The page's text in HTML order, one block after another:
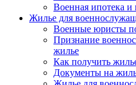
Военная ипотека и
Жилье для
Военные юристы
Признание
жилье
Как получить
Документы на